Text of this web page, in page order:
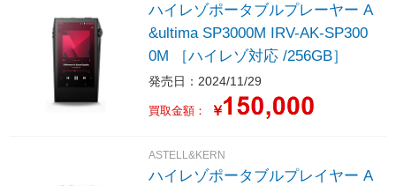
ハイレゾポータブルプレーヤー A
&ultima SP3000M IRV-AK-SP300
0M ［ハイレゾ対応 /256GB］
発売日：2024/11/29
買取金額： ￥
ASTELL&KERN
ハイレゾポータブルプレイヤー A